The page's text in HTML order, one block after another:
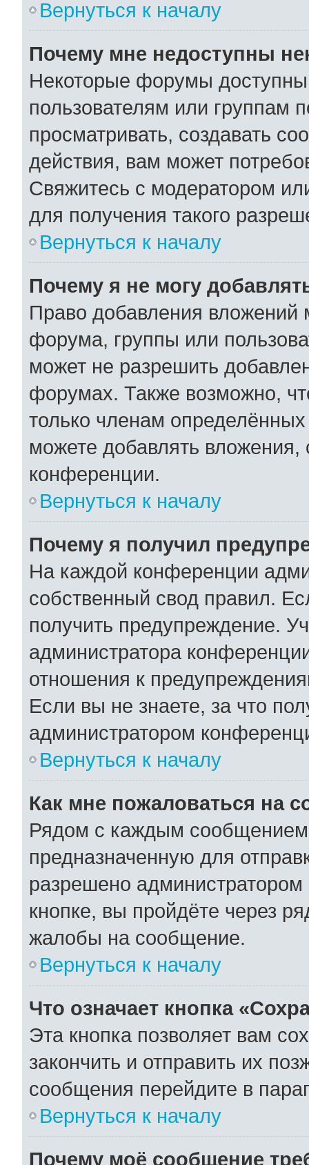
Вернуться к началу
Почему мне недоступны
Некоторые форумы
пользователям или группам
просматривать, создавать
действия, вам может
Свяжитесь с модератором
для получения такого
Вернуться к началу
Почему я не могу
Право добавления вложений
форума, группы или
может не разрешить
форумах. Также возможно,
только членам
можете добавлять
конференции.
Вернуться к началу
Почему я получил
На каждой конференции
собственный свод правил.
получить предупреждение.
администратора
отношения к
Если вы не знаете, за что
администратором
Вернуться к началу
Как мне пожаловаться на
Рядом с каждым сообщением
предназначенную для
разрешено
кнопке, вы пройдёте через
жалобы на сообщение.
Вернуться к началу
Что означает кнопка
Эта кнопка позволяет вам
закончить и отправить их
сообщения перейдите в
Вернуться к началу
Почему моё сообщение